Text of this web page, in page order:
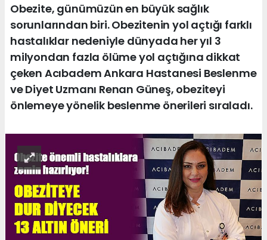
Obezite, günümüzün en büyük sağlık
sorunlarından biri. Obezitenin yol açtığı farklı
hastalıklar nedeniyle dünyada her yıl 3
milyondan fazla ölüme yol açtığına dikkat
çeken Acıbadem Ankara Hastanesi Beslenme
ve Diyet Uzmanı Renan Güneş, obeziteyi
önlemeye yönelik beslenme önerileri sıraladı.